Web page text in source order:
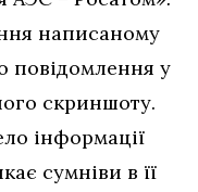
написаному
повідомлення у
скриншоту.
інформації
сумніви в її